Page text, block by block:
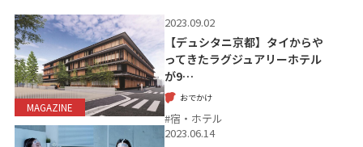
MAGAZINE
2023.09.02
【デュシタニ京都】タイからや
ってきたラグジュアリーホテル
が9…
おでかけ
#宿・ホテル
2023.06.14